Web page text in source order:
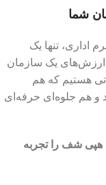
شما
اداری، تنها یک
ارزش‌های یک سازمان
هستیم که هم
و هم جلوه‌ای حرفه‌ای
هپی شف را تجربه